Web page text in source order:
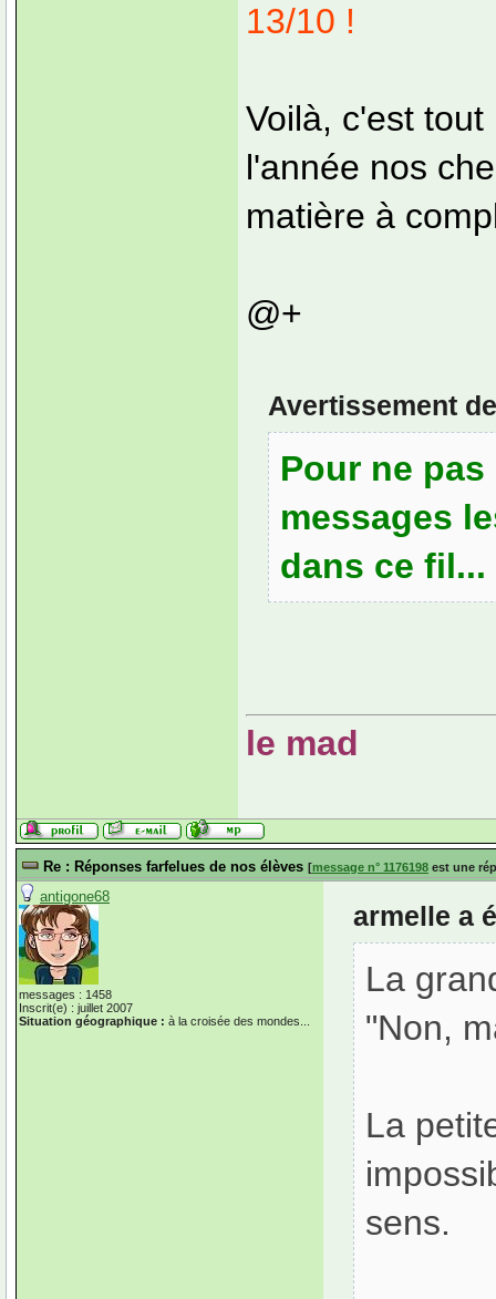
13/10 !
Voilà, c'est
l'année nos
matière à
@+
Avertissement
Pour ne
messages
dans ce fil...
le mad
Re : Réponses farfelues de nos élèves [message n° 1176198 est une
antigone68
messages : 1458
Inscrit(e) : juillet 2007
Situation géographique : à la croisée des mondes...
armelle a
La
"Non,
La
sens.